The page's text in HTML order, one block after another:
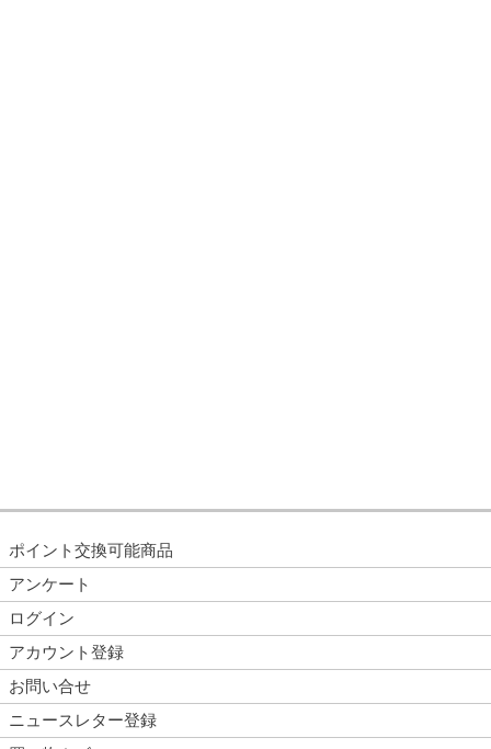
ポイント交換可能商品
アンケート
ログイン
アカウント登録
お問い合せ
ニュースレター登録